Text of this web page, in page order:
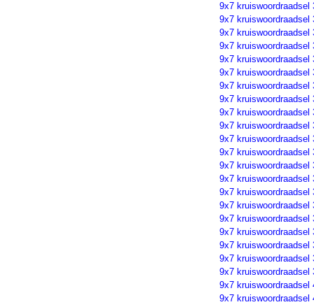
9x7 kruiswoordraadsel
9x7 kruiswoordraadsel
9x7 kruiswoordraadsel
9x7 kruiswoordraadsel
9x7 kruiswoordraadsel
9x7 kruiswoordraadsel
9x7 kruiswoordraadsel
9x7 kruiswoordraadsel
9x7 kruiswoordraadsel
9x7 kruiswoordraadsel
9x7 kruiswoordraadsel
9x7 kruiswoordraadsel
9x7 kruiswoordraadsel
9x7 kruiswoordraadsel
9x7 kruiswoordraadsel
9x7 kruiswoordraadsel
9x7 kruiswoordraadsel
9x7 kruiswoordraadsel
9x7 kruiswoordraadsel
9x7 kruiswoordraadsel
9x7 kruiswoordraadsel
9x7 kruiswoordraadsel
9x7 kruiswoordraadsel